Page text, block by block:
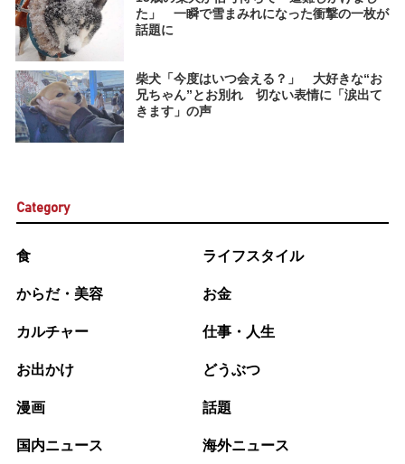
た」 一瞬で雪まみれになった衝撃の一枚が
話題に
柴犬「今度はいつ会える？」 大好きな“お
兄ちゃん”とお別れ 切ない表情に「涙出て
きます」の声
Category
食 ライフスタイル
からだ・美容 お金
カルチャー 仕事・人生
お出かけ どうぶつ
漫画 話題
国内ニュース 海外ニュース